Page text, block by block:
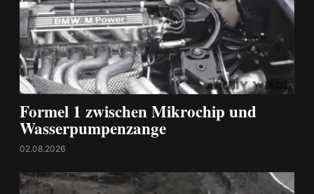
Formel 1 zwischen Mikrochip und
Wasserpumpenzange
02.08.2026